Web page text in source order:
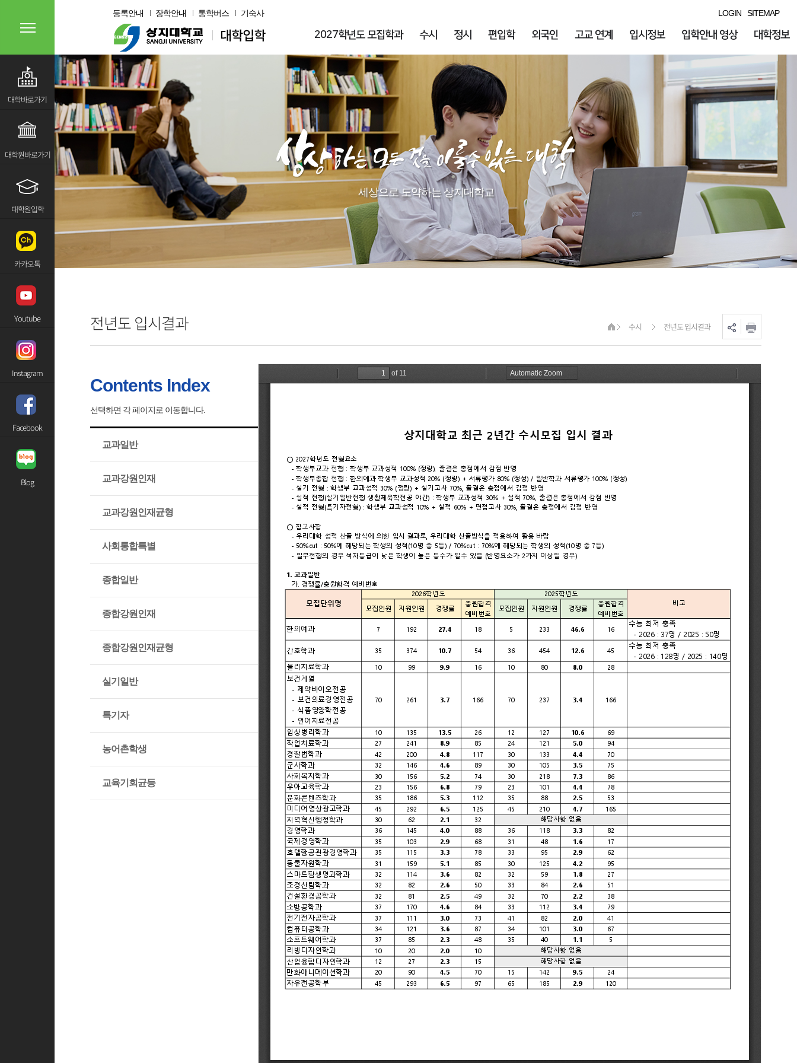
등록안내 장학안내 통학버스 기숙사 LOGIN SITEMAP
대학바로가기
대학원바로가기
대학원입학
카카오톡
Youtube
Instagram
Facebook
Blog
2027학년도 모집학과 수시 정시 편입학 외국인 고교 연계 입시정보 입학안내 영상 대학정보
세상으로 도약하는 상지대학교​
전년도 입시결과 수시 전년도 입시결과
Contents Index
선택하면 각 페이지로 이동합니다.
교과일반
교과강원인재
교과강원인재균형
사회통합특별
종합일반
종합강원인재
종합강원인재균형
실기일반
특기자
농어촌학생
교육기회균등